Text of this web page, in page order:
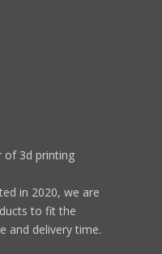
of 3d printing
in 2020, we are
to fit the
and delivery time.